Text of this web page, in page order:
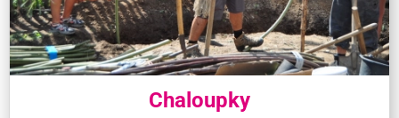
Chaloupky